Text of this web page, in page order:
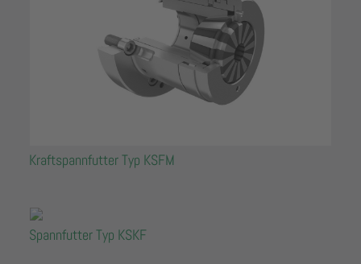
Kraftspannfutter Typ KSFM
Spannfutter Typ KSKF